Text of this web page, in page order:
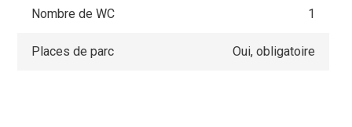
Nombre de WC 1
Places de parc Oui, obligatoire